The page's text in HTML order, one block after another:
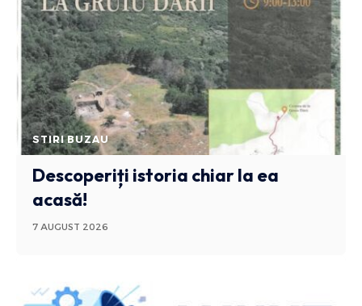
STIRI BUZAU
Descoperiți istoria chiar la ea
acasă!
7 AUGUST 2026